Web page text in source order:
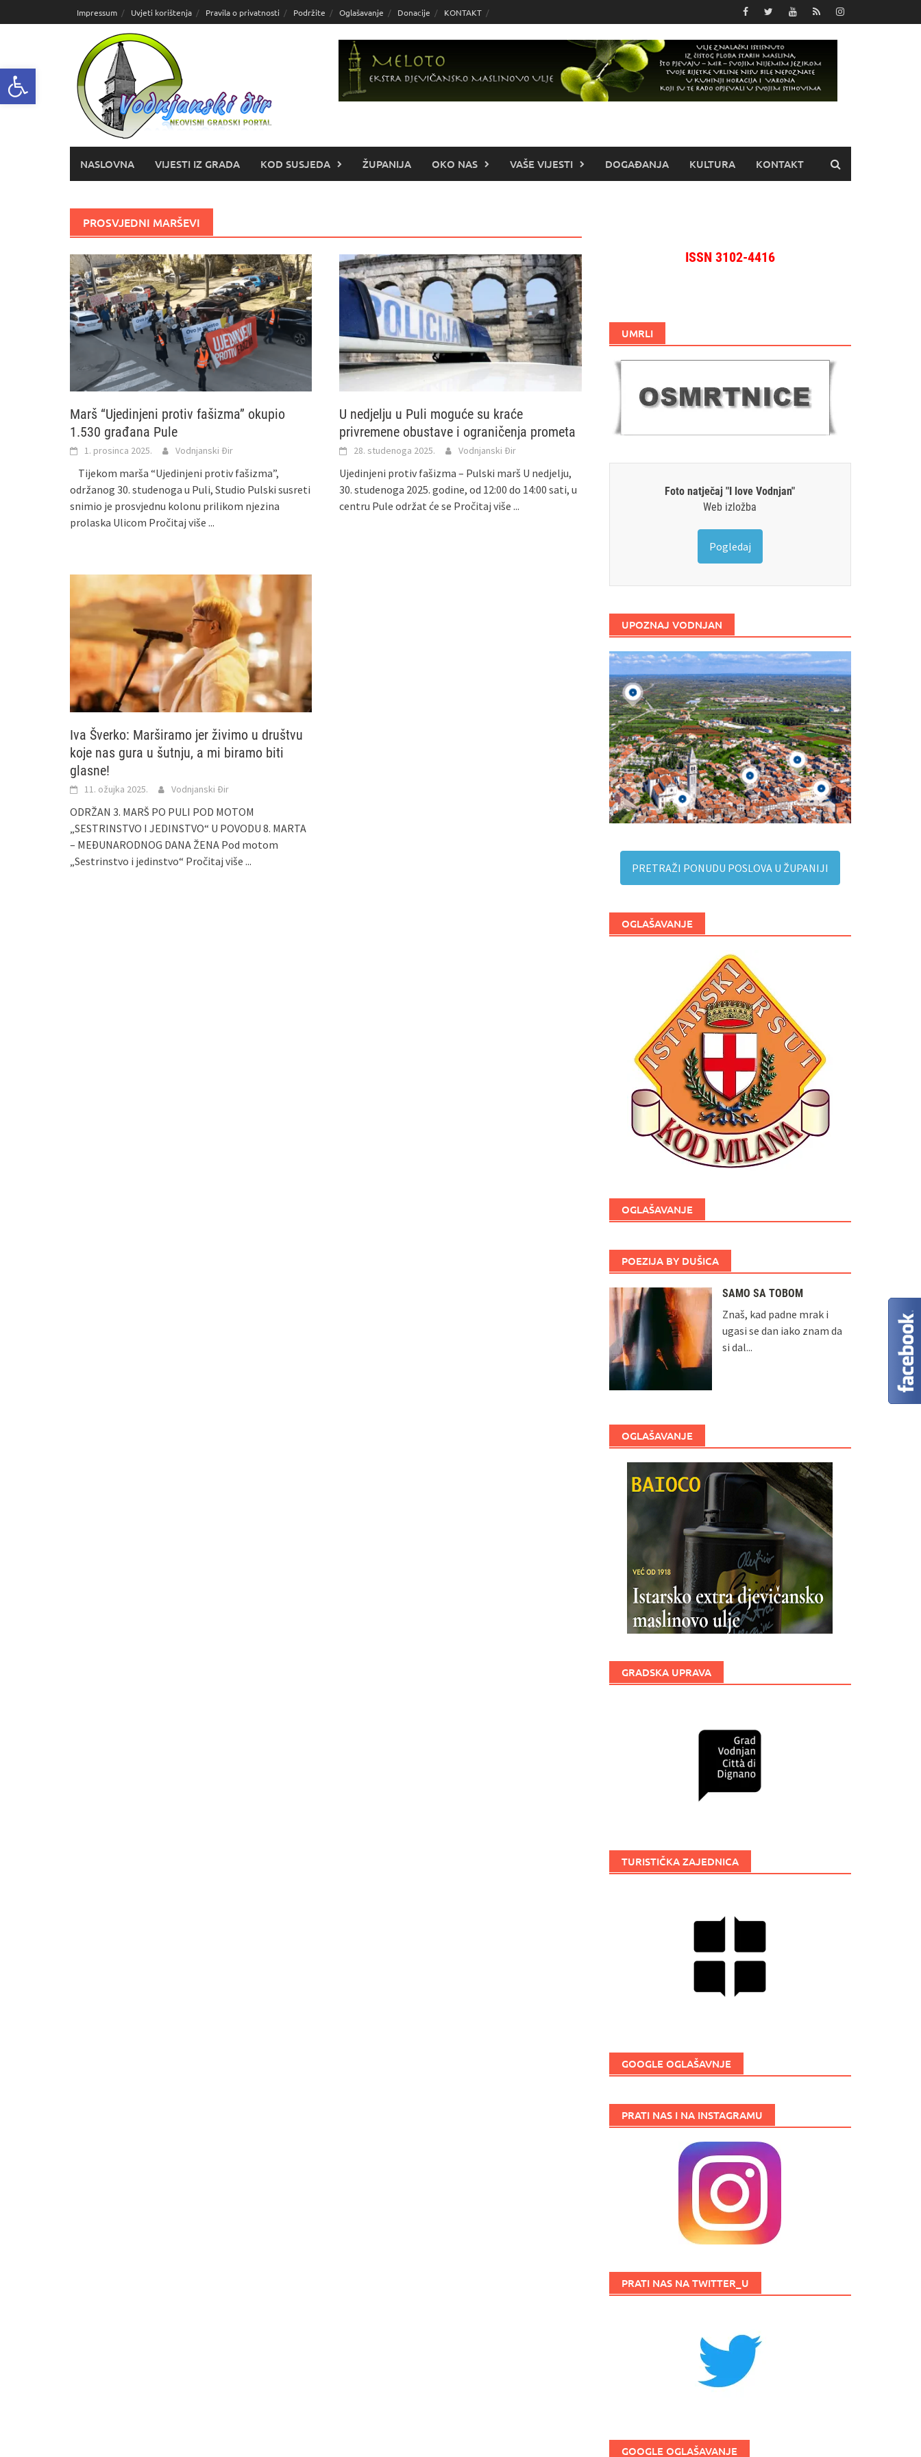
Open toolbar
do
Impressum Uvjeti korištenja Pravila o privatnosti Podržite Oglašavanje Donacije KONTAKT
NASLOVNA VIJESTI IZ GRADA KOD SUSJEDA ŽUPANIJA OKO NAS VAŠE VIJESTI DOGAĐANJA KULTURA KONTAKT
PROSVJEDNI MARŠEVI
Marš “Ujedinjeni protiv fašizma” okupio
1.530 građana Pule
1. prosinca 2025. Vodnjanski Đir
Tijekom marša “Ujedinjeni protiv fašizma”,
održanog 30. studenoga u Puli, Studio Pulski susreti
snimio je prosvjednu kolonu prilikom njezina
prolaska Ulicom Pročitaj više ...
U nedjelju u Puli moguće su kraće
privremene obustave i ograničenja prometa
28. studenoga 2025. Vodnjanski Đir
Ujedinjeni protiv fašizma – Pulski marš U nedjelju,
30. studenoga 2025. godine, od 12:00 do 14:00 sati, u
centru Pule održat će se Pročitaj više ...
Iva Šverko: Marširamo jer živimo u društvu
koje nas gura u šutnju, a mi biramo biti
glasne!
11. ožujka 2025. Vodnjanski Đir
ODRŽAN 3. MARŠ PO PULI POD MOTOM
„SESTRINSTVO I JEDINSTVO“ U POVODU 8. MARTA
– MEĐUNARODNOG DANA ŽENA Pod motom
„Sestrinstvo i jedinstvo“ Pročitaj više ...
ISSN 3102-4416
UMRLI
Foto natječaj "I love Vodnjan"
Web izložba
Pogledaj
UPOZNAJ VODNJAN
PRETRAŽI PONUDU POSLOVA U ŽUPANIJI
OGLAŠAVANJE
OGLAŠAVANJE
POEZIJA BY DUŠICA
SAMO SA TOBOM
Znaš, kad padne mrak i
ugasi se dan iako znam da
si dal...
OGLAŠAVANJE
GRADSKA UPRAVA
TURISTIČKA ZAJEDNICA
GOOGLE OGLAŠAVNJE
PRATI NAS I NA INSTAGRAMU
PRATI NAS NA TWITTER_U
GOOGLE OGLAŠAVANJE